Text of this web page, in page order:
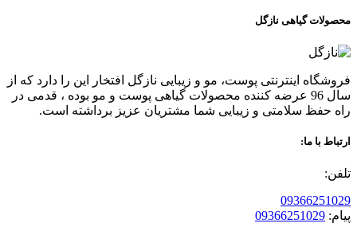
محصولات گیاهی نازگل
فروشگاه اینترنتی پوست، مو و زیبایی نازگل افتخار این را دارد که از
سال 96 عرضه کننده محصولات گیاهی پوست و مو بوده ، قدمی در
راه حفظ سلامتی و زیبایی شما مشتریان عزیز برداشته است.
ارتباط با ما:
تلفن:
09366251029
پیام: 09366251029